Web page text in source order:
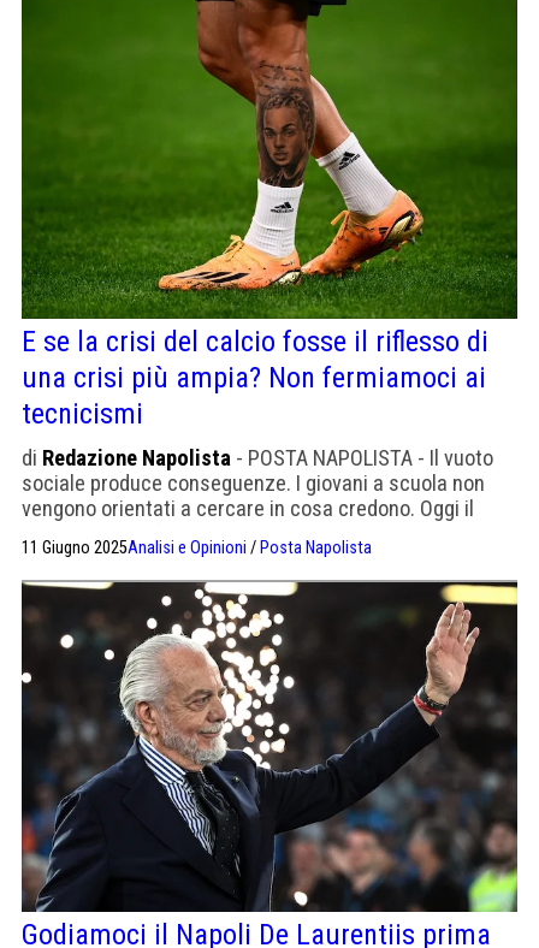
E se la crisi del calcio fosse il riflesso di
una crisi più ampia? Non fermiamoci ai
tecnicismi
di Redazione Napolista - POSTA NAPOLISTA - Il vuoto
sociale produce conseguenze. I giovani a scuola non
vengono orientati a cercare in cosa credono. Oggi il
11 Giugno 2025Analisi e Opinioni / Posta Napolista
Godiamoci il Napoli De Laurentiis prima